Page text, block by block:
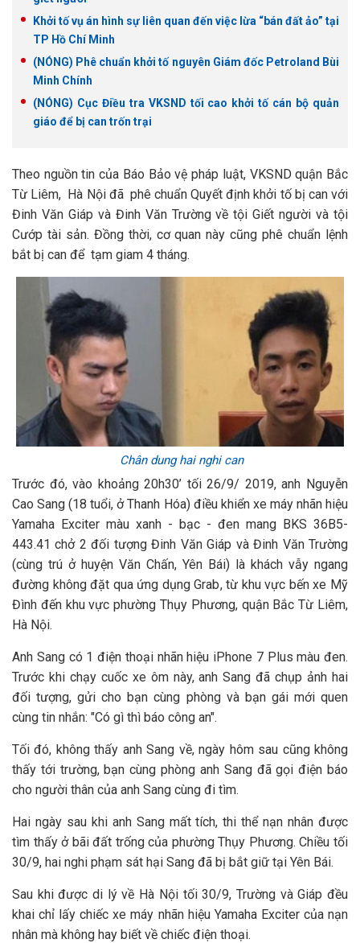
Khởi tố vụ án hình sự liên quan đến việc lừa “bán đất ảo” tại
TP Hồ Chí Minh
(NÓNG) Phê chuẩn khởi tố nguyên Giám đốc Petroland Bùi
Minh Chính
(NÓNG) Cục Điều tra VKSND tối cao khởi tố cán bộ quản
giáo để bị can trốn trại
Theo nguồn tin của Báo Bảo vệ pháp luật, VKSND quận Bắc
Từ Liêm, Hà Nội đã phê chuẩn Quyết định khởi tố bị can với
Đinh Văn Giáp và Đinh Văn Trường về tội Giết người và tội
Cướp tài sản. Đồng thời, cơ quan này cũng phê chuẩn lệnh
bắt bị can để tạm giam 4 tháng.
Chân dung hai nghi can
Trước đó, vào khoảng 20h30’ tối 26/9/ 2019, anh Nguyễn
Cao Sang (18 tuổi, ở Thanh Hóa) điều khiển xe máy nhãn hiệu
Yamaha Exciter màu xanh - bạc - đen mang BKS 36B5-
443.41 chở 2 đối tượng Đinh Văn Giáp và Đinh Văn Trường
(cùng trú ở huyện Văn Chấn, Yên Bái) là khách vẫy ngang
đường không đặt qua ứng dụng Grab, từ khu vực bến xe Mỹ
Đình đến khu vực phường Thụy Phương, quận Bắc Từ Liêm,
Hà Nội.
Anh Sang có 1 điện thoại nhãn hiệu iPhone 7 Plus màu đen.
Trước khi chạy cuốc xe ôm này, anh Sang đã chụp ảnh hai
đối tượng, gửi cho bạn cùng phòng và bạn gái mới quen
cùng tin nhắn: "Có gì thì báo công an".
Tối đó, không thấy anh Sang về, ngày hôm sau cũng không
thấy tới trường, bạn cùng phòng anh Sang đã gọi điện báo
cho người thân của anh Sang cùng đi tìm.
Hai ngày sau khi anh Sang mất tích, thi thể nạn nhân được
tìm thấy ở bãi đất trống của phường Thụy Phương. Chiều tối
30/9, hai nghi phạm sát hại Sang đã bị bắt giữ tại Yên Bái.
Sau khi được di lý về Hà Nội tối 30/9, Trường và Giáp đều
khai chỉ lấy chiếc xe máy nhãn hiệu Yamaha Exciter của nạn
nhân mà không hay biết về chiếc điện thoại.